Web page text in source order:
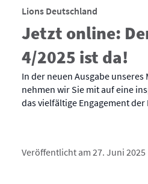
Lions Deutschland
Jetzt online:
4/2025 ist da!
In der neuen Ausgabe unseres
nehmen wir Sie mit auf eine
das vielfältige Engagement der
Veröffentlicht am 27. Juni 2025